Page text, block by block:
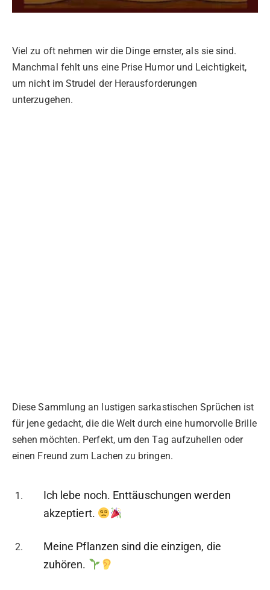
Viel zu oft nehmen wir die Dinge ernster, als sie sind.
Manchmal fehlt uns eine Prise Humor und Leichtigkeit,
um nicht im Strudel der Herausforderungen
unterzugehen.
Diese Sammlung an lustigen sarkastischen Sprüchen ist
für jene gedacht, die die Welt durch eine humorvolle Brille
sehen möchten. Perfekt, um den Tag aufzuhellen oder
einen Freund zum Lachen zu bringen.
Ich lebe noch. Enttäuschungen werden
akzeptiert.
Meine Pflanzen sind die einzigen, die
zuhören.